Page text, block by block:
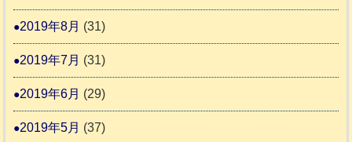
2019年8月 (31)
2019年7月 (31)
2019年6月 (29)
2019年5月 (37)